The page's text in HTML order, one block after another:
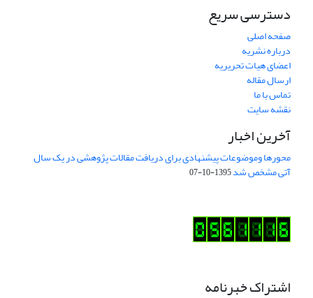
دسترسی سریع
صفحه اصلی
درباره نشریه
اعضای هیات تحریریه
ارسال مقاله
تماس با ما
نقشه سایت
آخرین اخبار
محورها وموضوعات پیشنهادی برای دریافت مقالات پژوهشی در یک سال
آتی مشخص شد1395-10-07
اشتراک خبرنامه